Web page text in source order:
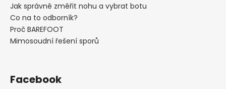
Jak správně změřit nohu a vybrat botu
Co na to odborník?
Proč BAREFOOT
Mimosoudní řešení sporů
Facebook